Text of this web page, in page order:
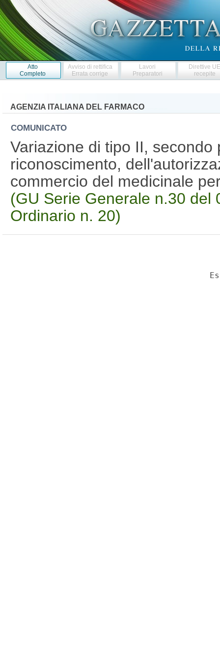
Atto
Completo
Avviso di rettifica
Errata corrige
Lavori
Preparatori
Direttive
recepite
AGENZIA ITALIANA DEL FARMACO
COMUNICATO
Variazione di tipo II, secondo
riconoscimento,
commercio del medicinale
(GU Serie Generale n.30 del
Ordinario n. 20)